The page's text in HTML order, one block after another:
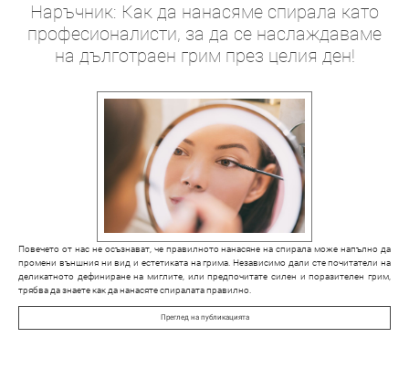
Наръчник: Как да нанасяме спирала като
професионалисти, за да се наслаждаваме
на дълготраен грим през целия ден!
Повечето от нас не осъзнават, че правилното нанасяне на спирала може напълно да
промени външния ни вид и естетиката на грима. Независимо дали сте почитатели на
деликатното дефиниране на миглите, или предпочитате силен и поразителен грим,
трябва да знаете как да нанасяте спиралата правилно.
Преглед на публикацията